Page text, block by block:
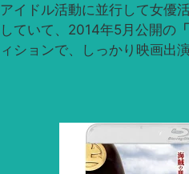
アイドル活動に並行して女優
していて、2014年5月公開の
ィションで、しっかり映画出